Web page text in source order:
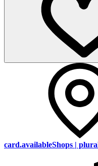
card.availableShops |